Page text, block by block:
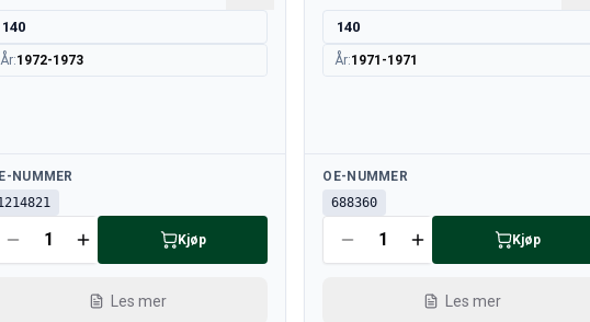
140
År:1972-1973
NUMMER
Kjøp
Les mer
140
År:1971-1971
Tilgjengelig
OE-NUMMER
688360
Kjøp
Les mer